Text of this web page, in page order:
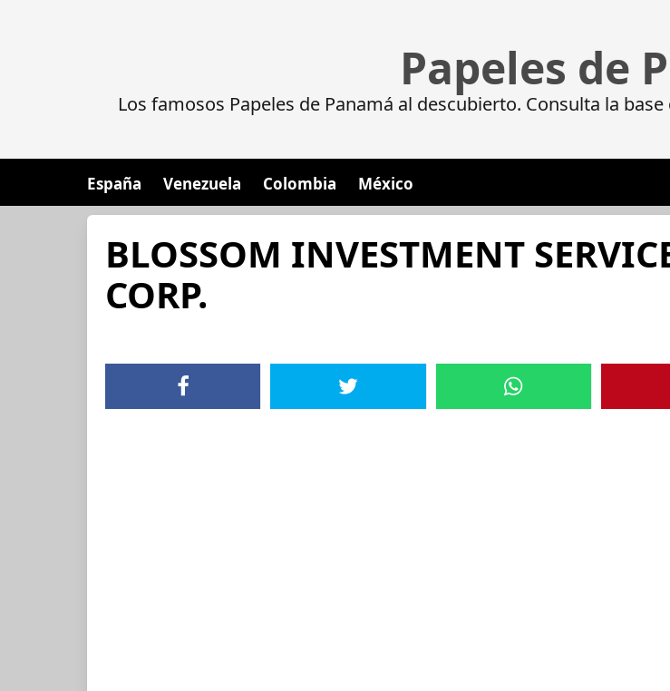
Papeles de
Los famosos Papeles de Panamá al descubierto. Consulta la
España Venezuela Colombia México
BLOSSOM INVESTMENT
CORP.